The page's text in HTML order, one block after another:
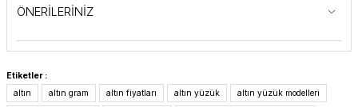
ÖNERİLERİNİZ
Etiketler :
altın
altın gram altın fiyatları altın yüzük altın yüzük modelleri